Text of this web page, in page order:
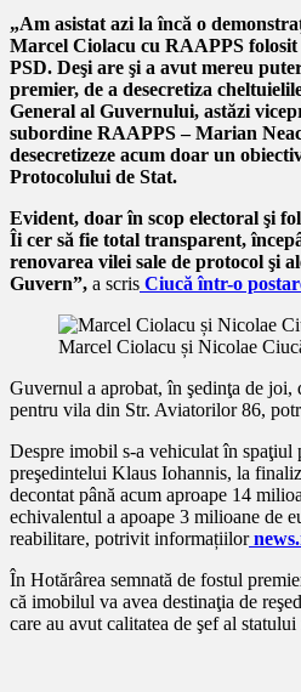
„Am asistat azi la încă o
Marcel Ciolacu cu RAAPPS
PSD. Deşi are şi a avut mereu
premier, de a desecretiza
General al Guvernului, astăzi
subordine RAAPPS – Marian
desecretizeze acum doar un
Protocolului de Stat.
Evident, doar în scop electoral şi
Îi cer să fie total transparent,
renovarea vilei sale de protocol şi
Guvern”, a scris Ciucă într-o
Marcel Ciolacu și Nicolae
Guvernul a aprobat, în şedinţa de joi,
pentru vila din Str. Aviatorilor 86,
Despre imobil s-a vehiculat în spaţiul
preşedintelui Klaus Iohannis, la
decontat până acum aproape 14
echivalentul a apoape 3 milioane de
reabilitare, potrivit informațiilor
În Hotărârea semnată de fostul
că imobilul va avea destinaţia de
care au avut calitatea de şef al statului